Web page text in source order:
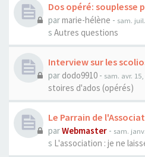
Dos opéré: souplesse
parmarie-hélène - sam.
s Autres questions
Interview sur les
par dodo9910 - sam. avr.
stoires d'ados (opérés)
Le Parrain de
parWebmaster - sam.
s L'association : je ne